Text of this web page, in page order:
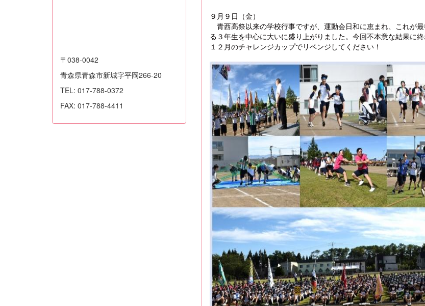
９月９日（金）
青西高祭以来の学校行事ですが、運動会日和に恵まれ、これが
る３年生を中心に大いに盛り上がりました。今回不本意な結果に
１２月のチャレンジカップでリベンジしてください！
〒038-0042
青森県青森市新城字平岡266-20
TEL: 017-788-0372
FAX: 017-788-4411